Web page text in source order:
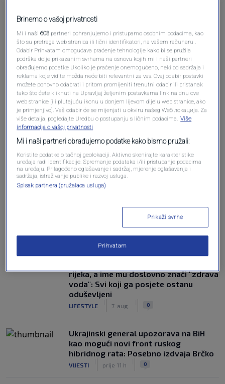
Oglas
Oglas
NAJČITANIJE
rijeka, a ime mu doslovno znači "zdrava
voda": Svi koji ga posjete ostanu
oduševljeni
LIFESTYLE 7. aug. 0
Ukrajinski general upozorava na BiH
kao mogući novi front ruskog
hibridnog rata: Posebno izdvaja Brčko
VIJESTI prije 11 h 0
Brinemo o vašoj privatnosti
Mi i naši603 partneri pohranjujemo i pristupamo osobnim podacima, kao
što su pretraga web stranica ili lični identifikatori, na vašem računaru .
Odabir Prihvatam omogućava praćenje tehnologije kako bi se pružila
podrška dolje prikazanim svrhama na osnovu kojih mi i naši partneri
obrađujemo podatke Ukoliko je praćenje onemogućeno, neki od sadržaja i
reklama koje vidite možda neće biti relevantni za vas. Ovaj odabir postavki
možete ponovno odabrati i pritom promijeniti trenutni odabir ili pristanak
tako što ćete kliknuti na Upravljaj željenim postavkama link na dnu ove
web stranice [ili plutajuću ikonu u donjem lijevom dijelu web stranice, ako
je primjenjivo]. Vaš odabir će se mijenjati u okviru našeg Wеб локација. Za
više detalja, pogledajte Uredbu o postupanju s ličnim podacima. Više
informacija o vašoj privatnosti
Mi i naši partneri obrađujemo podatke kako bismo pružali:
Koristite podatke o tačnoj geolokaciji. Aktivno skenirajte karakteristike
uređaja radi identifikacije. Spremanje podataka i/ili pristupanje podacima
na uređaju. Prilagođeno oglašavanje i sadržaj, mjerenje oglašavanja i
sadržaja, istraživanje publike i razvoj usluga.
Spisak partnera (pružalaca usluga)
Prikaži svrhe
Prihvatam